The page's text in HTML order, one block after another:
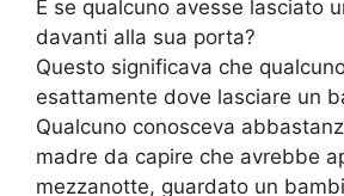
E se qualcuno avesse lasciato
davanti alla sua porta?
Questo significava che
esattamente dove lasciare un
Qualcuno conosceva
madre da capire che avrebbe
mezzanotte, guardato un